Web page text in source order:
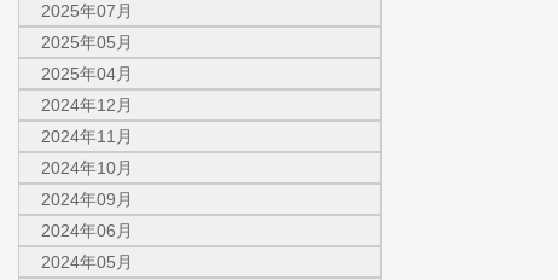
2025年07月
2025年05月
2025年04月
2024年12月
2024年11月
2024年10月
2024年09月
2024年06月
2024年05月